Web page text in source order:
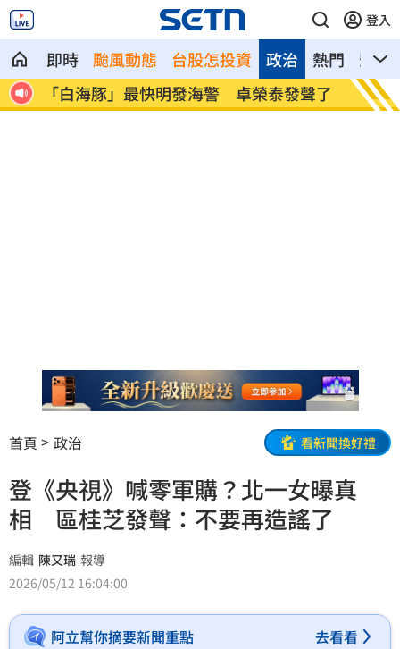
登入
即時 颱風動態 台股怎投資 熱門 影音
政治
影
「白海豚」最快明發海警 卓榮泰發聲了 李棟
首頁 政治 看新聞換好禮
登《央視》喊零軍購？北一女曝真
相 區桂芝發聲：不要再造謠了
編輯 陳又瑞 報導
2026/05/12 16:04:00
阿立幫你摘要新聞重點 去看看